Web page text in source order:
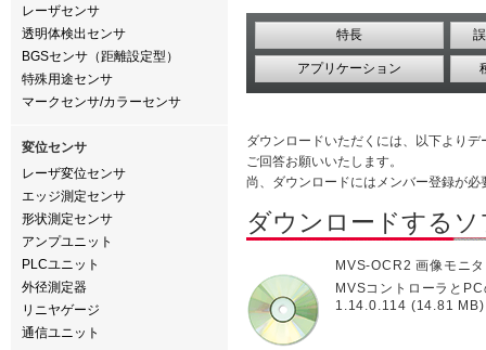
レーザセンサ
透明体検出センサ
BGSセンサ（距離設定型）
特殊用途センサ
マークセンサ/カラーセンサ
変位センサ
レーザ変位センサ
エッジ測定センサ
形状測定センサ
アンプユニット
PLCユニット
外径測定器
リニヤゲージ
通信ユニット
特長
アプリケーション
ダウンロードいただくには、以下より
ご回答お願いいたします。
尚、ダウンロードにはメンバー登録が必
ダウンロードする
MVS-OCR2 画像モニ
MVSコントローラと
1.14.0.114 (14.81 MB)